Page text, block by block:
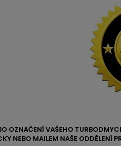
OZNAČENÍ VAŠEHO
NEBO MAILEM NAŠE ODDĚLENÍ